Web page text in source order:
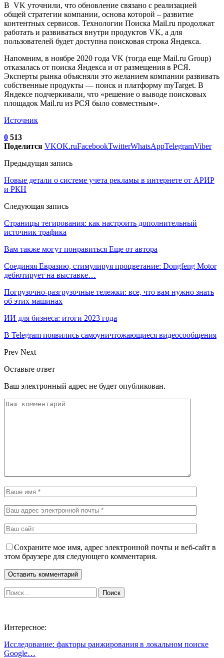
В VK уточнили, что обновление связано с реализацией
общей стратегии компании, основа которой – развитие
контентных сервисов. Технологии Поиска Mail.ru продолжат
работать и развиваться внутри продуктов VK, а для
пользователей будет доступна поисковая строка Яндекса.
Напомним, в ноябре 2020 года VK (тогда еще Mail.ru Group)
отказалась от поиска Яндекса и от размещения в РСЯ.
Эксперты рынка объясняли это желанием компании развивать
собственные продукты — поиск и платформу myTarget. В
Яндексе подчеркивали, что «решение о выводе поисковых
площадок Mail.ru из РСЯ было совместным».
Источник
0 513
Поделится VKOK.ruFacebookTwitterWhatsAppTelegramViber
Предыдущая запись
Новые детали о системе учета рекламы в интернете от АРИР
и РКН
Следующая запись
Страницы тегирования: как настроить дополнительный
источник трафика
Вам также могут понравиться Еще от автора
Соединяя Евразию, стимулируя процветание: Dongfeng Motor
дебютирует на выставке…
Погрузочно-разгрузочные тележки: все, что вам нужно знать
об этих машинах
ИИ для бизнеса: итоги 2023 года
В Telegram появились самоуничтожающиеся видеосообщения
Prev Next
Оставьте ответ
Ваш электронный адрес не будет опубликован.
Сохраните мое имя, адрес электронной почты и веб-сайт в
этом браузере для следующего комментария.
Интересное:
Исследование: факторы ранжирования в локальном поиске
Google…